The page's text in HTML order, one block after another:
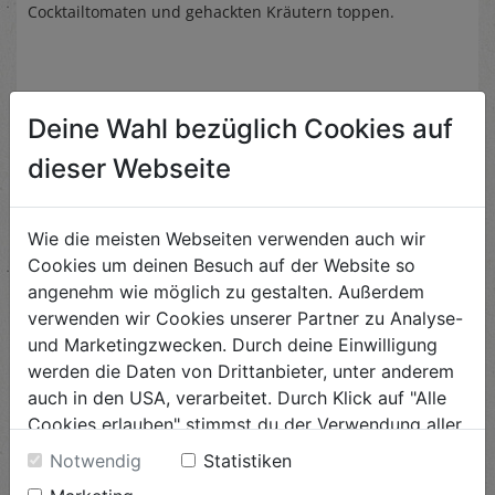
Cocktailtomaten und gehackten Kräutern toppen.
Ähnliche Rezepte
Kräuterbutter
Schwierigkeit
leicht
ANSEHEN
Türkische Grillsauce
Deine Wahl bezüglich Cookies auf
dieser Webseite
Wie die meisten Webseiten verwenden auch wir
Cookies um deinen Besuch auf der Website so
angenehm wie möglich zu gestalten. Außerdem
verwenden wir Cookies unserer Partner zu Analyse-
und Marketingzwecken. Durch deine Einwilligung
werden die Daten von Drittanbieter, unter anderem
auch in den USA, verarbeitet. Durch Klick auf "Alle
Cookies erlauben" stimmst du der Verwendung aller
Cookies zu. Unter "Details anzeigen" findest du alle
Infos zu den unterschiedlichen Cookies, du kannst
Notwendig
Statistiken